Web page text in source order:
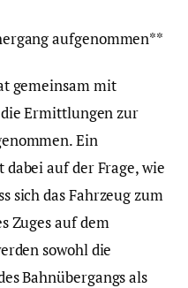
aufgenommen**
gemeinsam mit
Ermittlungen zur
Ein
auf der Frage, wie
sich das Fahrzeug zum
Zuges auf dem
sowohl die
Bahnübergangs als